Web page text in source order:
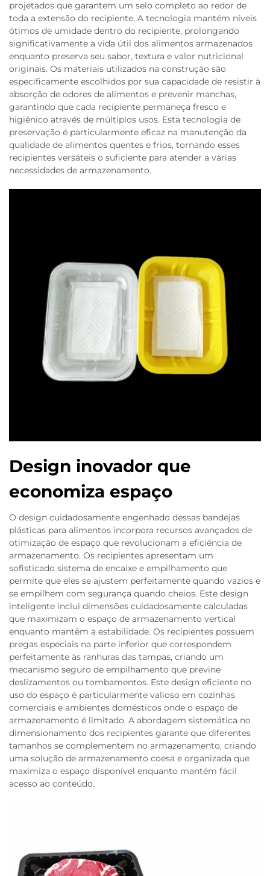
projetados que garantem um selo completo ao redor de
toda a extensão do recipiente. A tecnologia mantém níveis
ótimos de umidade dentro do recipiente, prolongando
significativamente a vida útil dos alimentos armazenados
enquanto preserva seu sabor, textura e valor nutricional
originais. Os materiais utilizados na construção são
especificamente escolhidos por sua capacidade de resistir à
absorção de odores de alimentos e prevenir manchas,
garantindo que cada recipiente permaneça fresco e
higiênico através de múltiplos usos. Esta tecnologia de
preservação é particularmente eficaz na manutenção da
qualidade de alimentos quentes e frios, tornando esses
recipientes versáteis o suficiente para atender a várias
necessidades de armazenamento.
Design inovador que
economiza espaço
O design cuidadosamente engenhado dessas bandejas
plásticas para alimentos incorpora recursos avançados de
otimização de espaço que revolucionam a eficiência de
armazenamento. Os recipientes apresentam um
sofisticado sistema de encaixe e empilhamento que
permite que eles se ajustem perfeitamente quando vazios e
se empilhem com segurança quando cheios. Este design
inteligente inclui dimensões cuidadosamente calculadas
que maximizam o espaço de armazenamento vertical
enquanto mantêm a estabilidade. Os recipientes possuem
pregas especiais na parte inferior que correspondem
perfeitamente às ranhuras das tampas, criando um
mecanismo seguro de empilhamento que previne
deslizamentos ou tombamentos. Este design eficiente no
uso do espaço é particularmente valioso em cozinhas
comerciais e ambientes domésticos onde o espaço de
armazenamento é limitado. A abordagem sistemática no
dimensionamento dos recipientes garante que diferentes
tamanhos se complementem no armazenamento, criando
uma solução de armazenamento coesa e organizada que
maximiza o espaço disponível enquanto mantém fácil
acesso ao conteúdo.